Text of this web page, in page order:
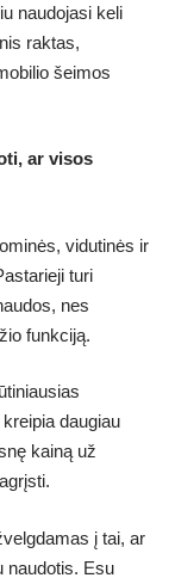
naudojasi keli
raktas,
šeimos
ar visos
vidutinės ir
turi
nes
funkciją.
daugiau
kainą už
į tai, ar
naudotis. Esu